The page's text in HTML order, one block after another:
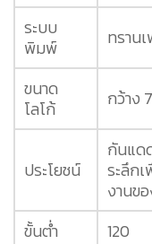
ระบบ
พิมพ์
ทราน
ขนาด
โลโก้
กว้าง
ประโยชน์
กันแด
ระลึก
งานข
ขั้นต่ำ
120